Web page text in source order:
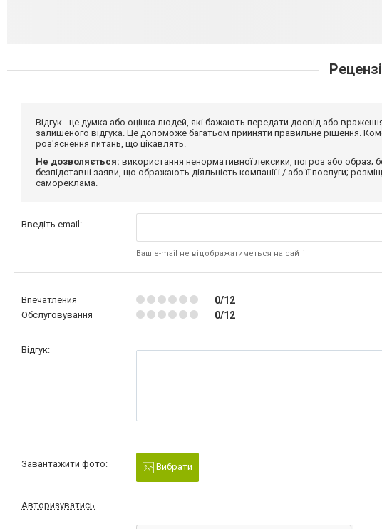
Відгук - це думка або оцінка людей, які бажають передати досвід або
залишеного відгука. Це допоможе багатьом прийняти правильне рішення.
роз'яснення питань, що цікавлять.
Не дозволяється: використання ненормативної лексики, погроз або образ;
безпідставні заяви, що ображають діяльність компанії і / або її послуги;
самореклама.
Введіть email:
Ваш e-mail не відображатиметься на сайті
Впечатления 0/12
Обслуговування 0/12
Відгук:
Завантажити фото: Вибрати
Авторизуватись